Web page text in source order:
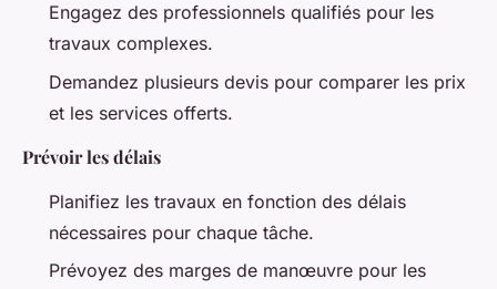
Engagez des professionnels qualifiés pour les
travaux complexes.
Demandez plusieurs devis pour comparer les prix
et les services offerts.
Prévoir les délais
Planifiez les travaux en fonction des délais
nécessaires pour chaque tâche.
Prévoyez des marges de manœuvre pour les